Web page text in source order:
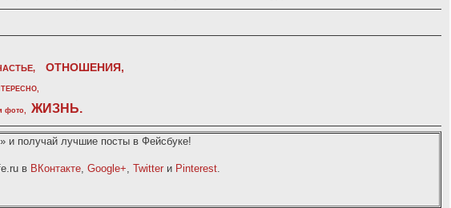
ОТНОШЕНИЯ,
,
фото, ЖИЗНЬ.
и получай лучшие посты в Фейсбуке!
в ВКонтакте, Google+, Twitter и Pinterest.